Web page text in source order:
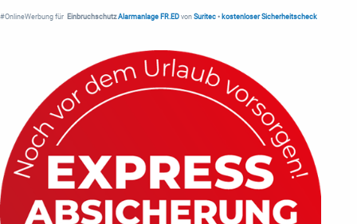
#OnlineWerbung für Einbruchschutz Alarmanlage FR.ED von Suritec • kostenloser Sicherheitscheck